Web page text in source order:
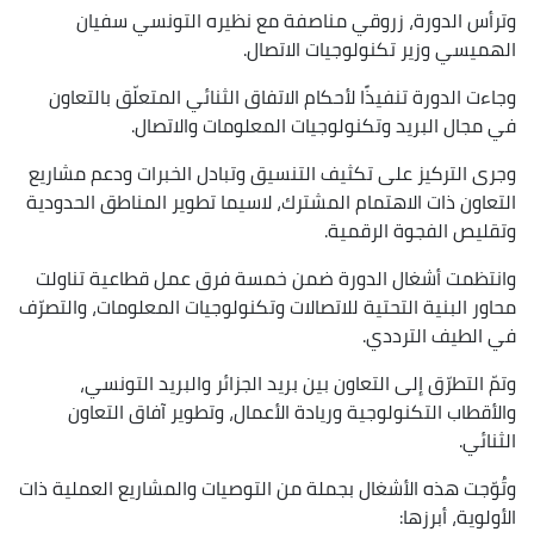
وترأس الدورة، زروقي مناصفة مع نظيره التونسي سفيان
الهميسي وزير تكنولوجيات الاتصال.
وجاءت الدورة تنفيذًا لأحكام الاتفاق الثنائي المتعلّق بالتعاون
في مجال البريد وتكنولوجيات المعلومات والاتصال.
وجرى التركيز على تكثيف التنسيق وتبادل الخبرات ودعم مشاريع
التعاون ذات الاهتمام المشترك، لاسيما تطوير المناطق الحدودية
وتقليص الفجوة الرقمية.
وانتظمت أشغال الدورة ضمن خمسة فرق عمل قطاعية تناولت
محاور البنية التحتية للاتصالات وتكنولوجيات المعلومات، والتصرّف
في الطيف الترددي.
وتمّ التطرّق إلى التعاون بين بريد الجزائر والبريد التونسي،
والأقطاب التكنولوجية وريادة الأعمال، وتطوير آفاق التعاون
الثنائي.
وتُوّجت هذه الأشغال بجملة من التوصيات والمشاريع العملية ذات
الأولوية، أبرزها: